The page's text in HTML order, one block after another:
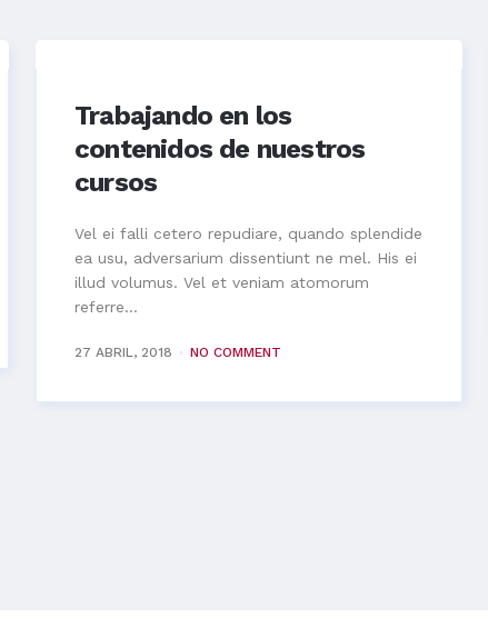
Trabajando en los
contenidos de nuestros
cursos
Vel ei falli cetero repudiare, quando splendide
ea usu, adversarium dissentiunt ne mel. His ei
illud volumus. Vel et veniam atomorum
referre...
27 ABRIL, 2018 NO COMMENT